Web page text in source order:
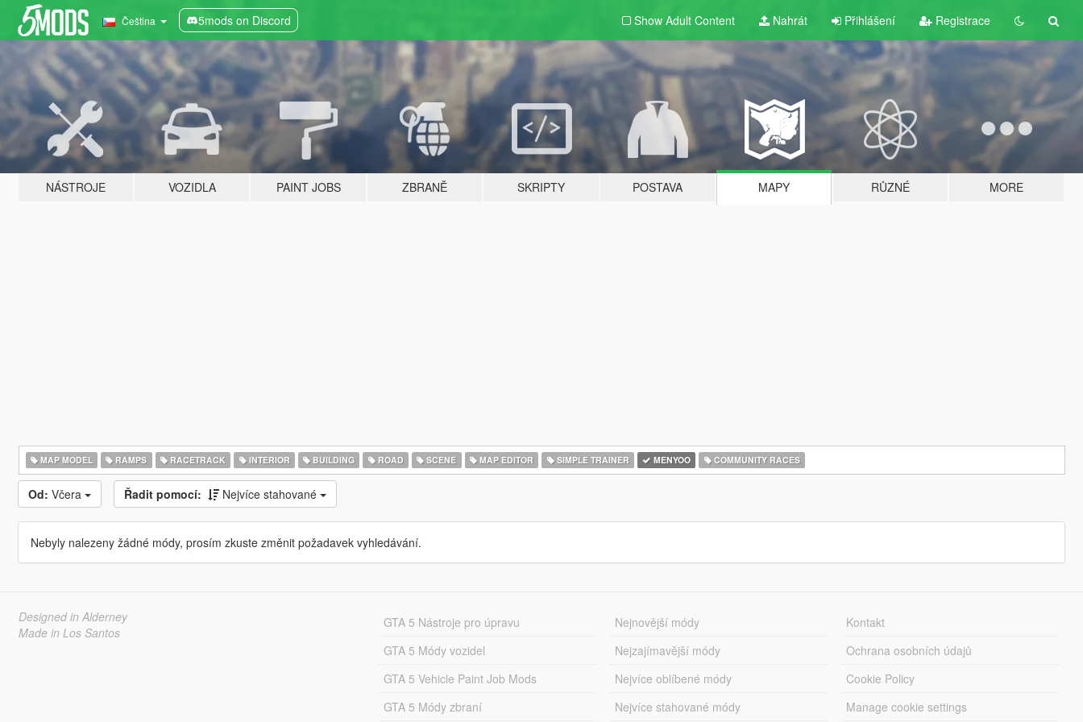
Čeština 5mods on Discord Show Adult Content Nahrát Přihlášení Registrace
NÁSTROJE VOZIDLA PAINT JOBS ZBRANĚ SKRIPTY POSTAVA MAPY RŮZNÉ MORE
MAP MODEL RAMPS RACETRACK INTERIOR BUILDING ROAD SCENE MAP EDITOR SIMPLE TRAINER MENYOO COMMUNITY RACES
Od: Včera Řadit pomocí: Nejvíce stahované
Nebyly nalezeny žádné módy, prosím zkuste změnit požadavek vyhledávání.
Designed in Alderney
Made in Los Santos
GTA 5 Nástroje pro úpravu
GTA 5 Módy vozidel
GTA 5 Vehicle Paint Job Mods
GTA 5 Módy zbraní
Nejnovější módy
Nejzajímavější módy
Nejvíce oblíbené módy
Nejvíce stahované módy
Kontakt
Ochrana osobních údajů
Cookie Policy
Manage cookie settings